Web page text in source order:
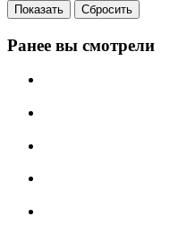
Сбросить
Ранее вы смотрели